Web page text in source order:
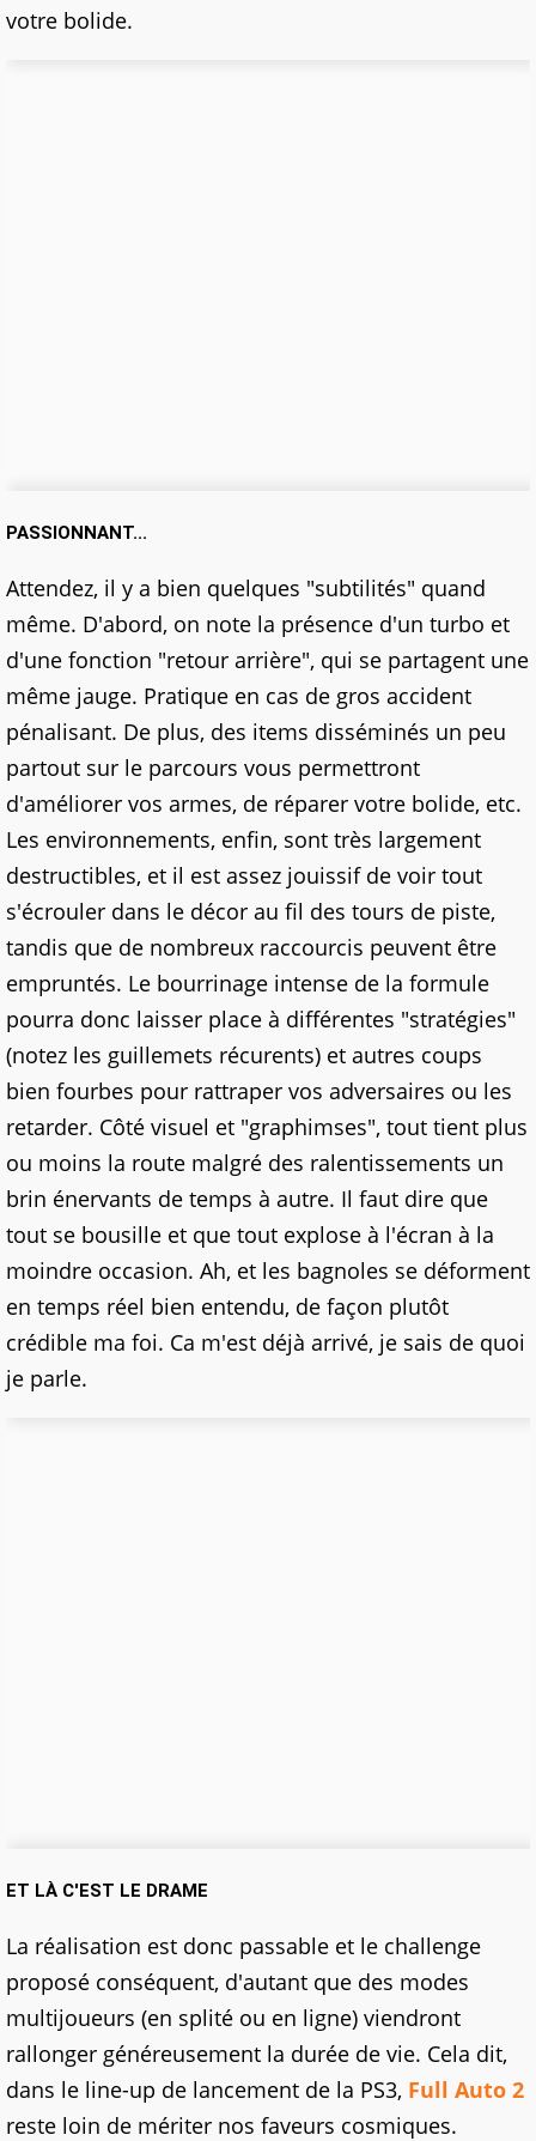
votre bolide.
PASSIONNANT...
Attendez, il y a bien quelques "subtilités" quand
même. D'abord, on note la présence d'un turbo et
d'une fonction "retour arrière", qui se partagent une
même jauge. Pratique en cas de gros accident
pénalisant. De plus, des items disséminés un peu
partout sur le parcours vous permettront
d'améliorer vos armes, de réparer votre bolide, etc.
Les environnements, enfin, sont très largement
destructibles, et il est assez jouissif de voir tout
s'écrouler dans le décor au fil des tours de piste,
tandis que de nombreux raccourcis peuvent être
empruntés. Le bourrinage intense de la formule
pourra donc laisser place à différentes "stratégies"
(notez les guillemets récurents) et autres coups
bien fourbes pour rattraper vos adversaires ou les
retarder. Côté visuel et "graphimses", tout tient plus
ou moins la route malgré des ralentissements un
brin énervants de temps à autre. Il faut dire que
tout se bousille et que tout explose à l'écran à la
moindre occasion. Ah, et les bagnoles se déforment
en temps réel bien entendu, de façon plutôt
crédible ma foi. Ca m'est déjà arrivé, je sais de quoi
je parle.
ET LÀ C'EST LE DRAME
La réalisation est donc passable et le challenge
proposé conséquent, d'autant que des modes
multijoueurs (en splité ou en ligne) viendront
rallonger généreusement la durée de vie. Cela dit,
dans le line-up de lancement de la PS3, Full Auto 2
reste loin de mériter nos faveurs cosmiques.